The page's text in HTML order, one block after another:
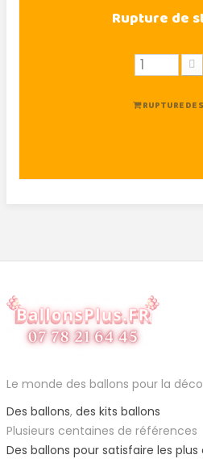
Rupture de
RUPTURE DE
Le monde des ballons pour la
Des ballons, des kits ballons
Plusieurs centaines de références
Des ballons pour satisfaire les plus